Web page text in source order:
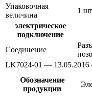
Упаковочная
величина
1
электрическое
подключение
Соединение
LK7024-01 —
Обозначение
продукции